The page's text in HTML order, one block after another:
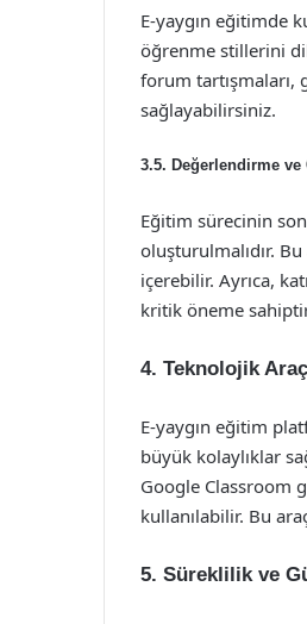
E-yaygın eğitimde
öğrenme stillerini
forum tartışmaları,
sağlayabilirsiniz.
3.5. Değerlendirme
Eğitim sürecinin
oluşturulmalıdır.
içerebilir. Ayrıca,
kritik öneme
4. Teknolojik
E-yaygın eğitim
büyük kolaylıklar
Google Classroom
kullanılabilir. Bu
5. Süreklilik ve